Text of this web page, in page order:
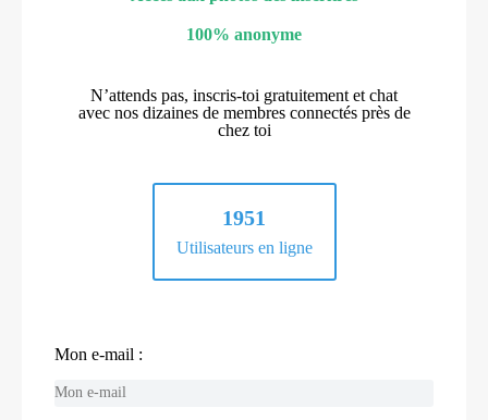
100% anonyme
N’attends pas, inscris-toi gratuitement et chat
avec nos dizaines de membres connectés près de
chez toi
1951
Utilisateurs en ligne
Mon e-mail :